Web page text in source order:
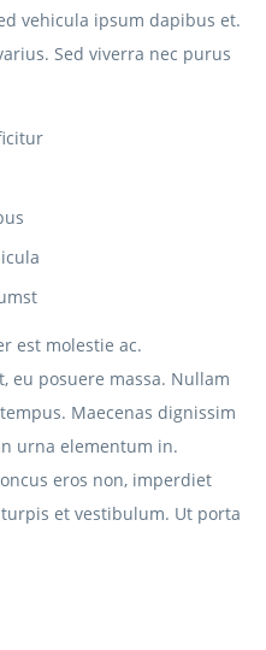
vehicula ipsum dapibus et.
Sed viverra nec purus
est molestie ac.
eu posuere massa. Nullam
Maecenas dignissim
urna elementum in.
eros non, imperdiet
et vestibulum. Ut porta